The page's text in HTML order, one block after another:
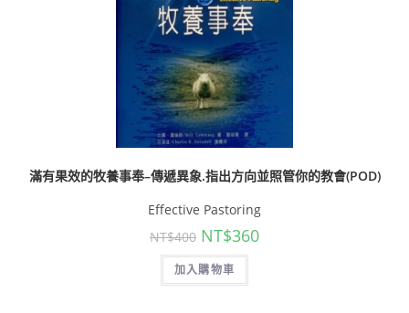
滿有果效的牧養事奉–傳遞異象.指出方向並照管你的教會(POD)
Effective Pastoring
NT$400 NT$360
加入購物車